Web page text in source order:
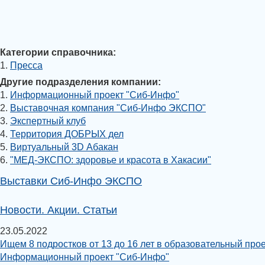
Категории справочника:
1. Пресса
Другие подразделения компании:
1. Информационный проект "Сиб-Инфо"
2. Выставочная компания "Сиб-Инфо ЭКСПО"
3. Экспертный клуб
4. Территория ДОБРЫХ дел
5. Виртуальный 3D Абакан
6. "МЕД-ЭКСПО: здоровье и красота в Хакасии"
Выставки Сиб-Инфо ЭКСПО
Новости. Акции. Статьи
23.05.2022
Ищем 8 подростков от 13 до 16 лет в образовательный
Информационный проект "Сиб-Инфо"